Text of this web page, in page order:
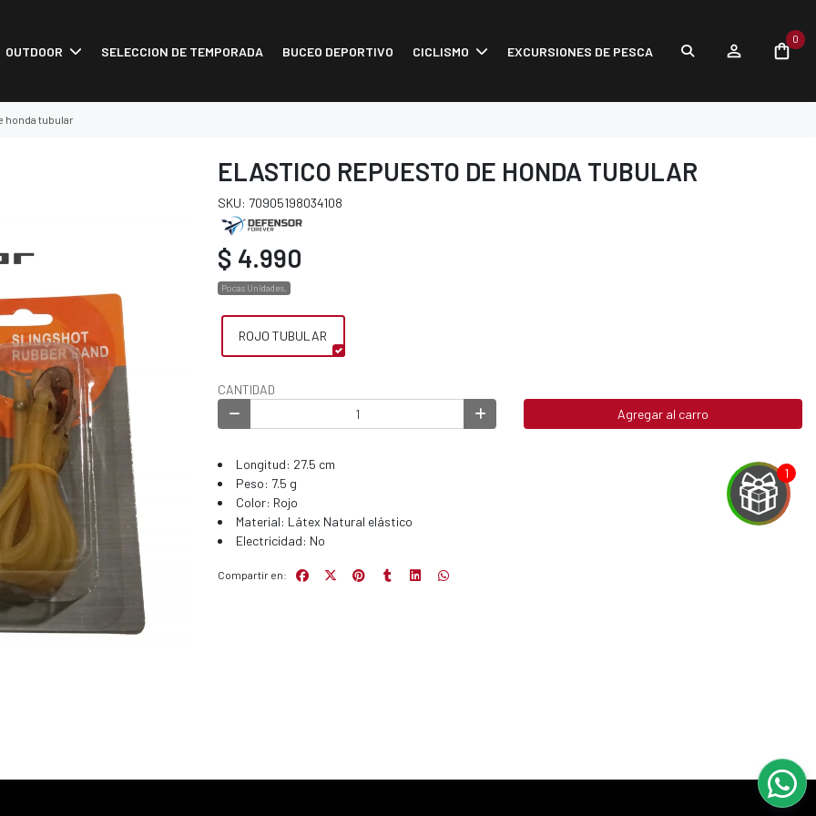
OUTDOOR SELECCION DE TEMPORADA BUCEO DEPORTIVO CICLISMO EXCURSIONES DE PESCA
0
honda tubular
ELASTICO REPUESTO DE HONDA TUBULAR
SKU: 70905198034108
$ 4.990
Pocas Unidades.
ROJO TUBULAR
CANTIDAD
Agregar al carro
Longitud: 27.5 cm
Peso: 7.5 g
Color: Rojo
Material: Látex Natural elástico
Electricidad: No
Compartir en: